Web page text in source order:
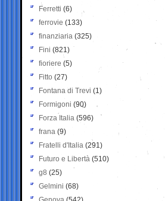
Ferretti (6)
ferrovie (133)
finanziaria (325)
Fini (821)
fioriere (5)
Fitto (27)
Fontana di Trevi (1)
Formigoni (90)
Forza Italia (596)
frana (9)
Fratelli d'Italia (291)
Futuro e Libertà (510)
g8 (25)
Gelmini (68)